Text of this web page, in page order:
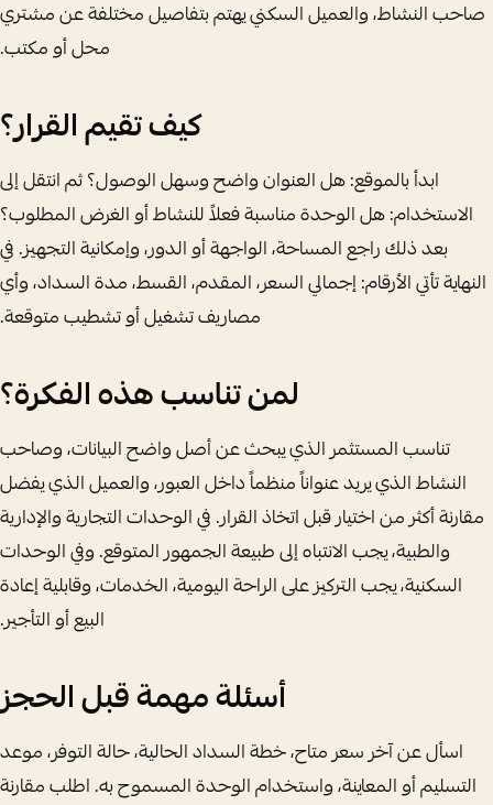
صاحب النشاط، والعميل السكني يهتم بتفاصيل مختلفة عن مشتري
محل أو مكتب.
كيف تقيم القرار؟
ابدأ بالموقع: هل العنوان واضح وسهل الوصول؟ ثم انتقل إلى
الاستخدام: هل الوحدة مناسبة فعلاً للنشاط أو الغرض المطلوب؟
بعد ذلك راجع المساحة، الواجهة أو الدور، وإمكانية التجهيز. في
النهاية تأتي الأرقام: إجمالي السعر، المقدم، القسط، مدة السداد، وأي
مصاريف تشغيل أو تشطيب متوقعة.
لمن تناسب هذه الفكرة؟
تناسب المستثمر الذي يبحث عن أصل واضح البيانات، وصاحب
النشاط الذي يريد عنواناً منظماً داخل العبور، والعميل الذي يفضل
مقارنة أكثر من اختيار قبل اتخاذ القرار. في الوحدات التجارية والإدارية
والطبية، يجب الانتباه إلى طبيعة الجمهور المتوقع. وفي الوحدات
السكنية، يجب التركيز على الراحة اليومية، الخدمات، وقابلية إعادة
البيع أو التأجير.
أسئلة مهمة قبل الحجز
اسأل عن آخر سعر متاح، خطة السداد الحالية، حالة التوفر، موعد
التسليم أو المعاينة، واستخدام الوحدة المسموح به. اطلب مقارنة